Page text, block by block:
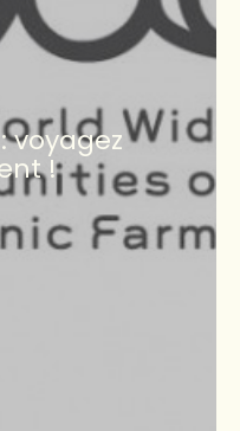
voyagez
!